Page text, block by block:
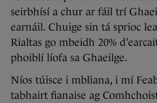
seirbhísí a chur ar fáil trí
earnáil. Chuige sin tá sprioc
Rialtas go mbeidh 20%
phoiblí líofa sa Ghaeilge.
Níos túisce i mbliana, i mí
tabhairt fianaise ag